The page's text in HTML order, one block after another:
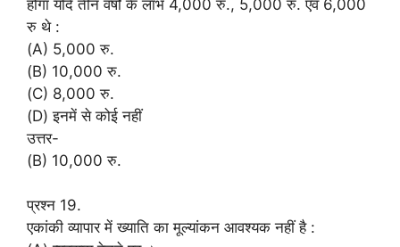
होगा यदि तीन वर्षों के लाभ 4,000 रु., 5,000 रु. एवं 6,000
रु थे :
(A) 5,000 रु.
(B) 10,000 रु.
(C) 8,000 रु.
(D) इनमें से कोई नहीं
उत्तर-
(B) 10,000 रु.
प्रश्न 19.
एकांकी व्यापार में ख्याति का मूल्यांकन आवश्यक नहीं है :